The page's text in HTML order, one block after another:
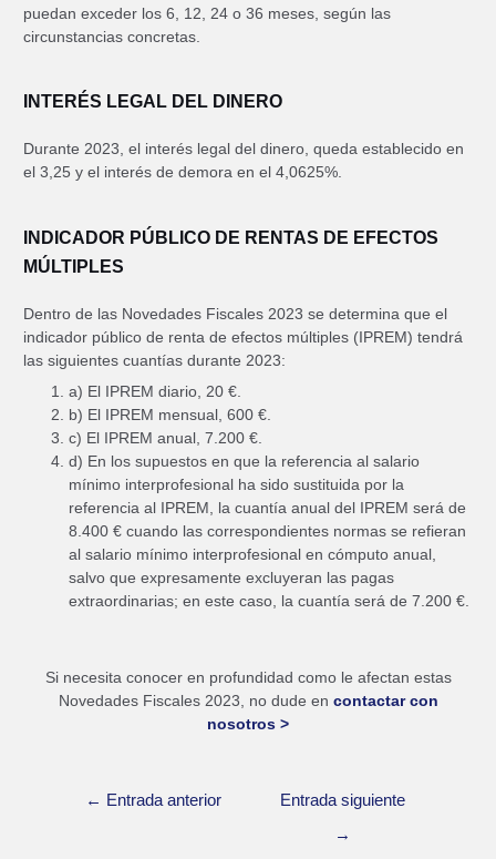
puedan exceder los 6, 12, 24 o 36 meses, según las
circunstancias concretas.
INTERÉS LEGAL DEL DINERO
Durante 2023, el interés legal del dinero, queda establecido en
el 3,25 y el interés de demora en el 4,0625%.
INDICADOR PÚBLICO DE RENTAS DE EFECTOS
MÚLTIPLES
Dentro de las Novedades Fiscales 2023 se determina que el
indicador público de renta de efectos múltiples (IPREM) tendrá
las siguientes cuantías durante 2023:
a) El IPREM diario, 20 €.
b) El IPREM mensual, 600 €.
c) El IPREM anual, 7.200 €.
d) En los supuestos en que la referencia al salario
mínimo interprofesional ha sido sustituida por la
referencia al IPREM, la cuantía anual del IPREM será de
8.400 € cuando las correspondientes normas se refieran
al salario mínimo interprofesional en cómputo anual,
salvo que expresamente excluyeran las pagas
extraordinarias; en este caso, la cuantía será de 7.200 €.
Si necesita conocer en profundidad como le afectan estas
Novedades Fiscales 2023, no dude en contactar con
nosotros >
← Entrada anterior
Entrada siguiente
→